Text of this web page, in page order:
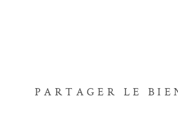
PARTAGER LE